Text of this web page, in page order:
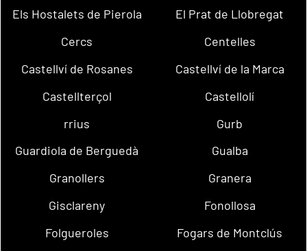
Els Hostalets de Pierola
El Prat de Llobregat
Cercs
Centelles
Castellví de Rosanes
Castellví de la Marca
Castellterçol
Castellolí
rrius
Gurb
Guardiola de Berguedà
Gualba
Granollers
Granera
Gisclareny
Fonollosa
Folgueroles
Fogars de Montclús